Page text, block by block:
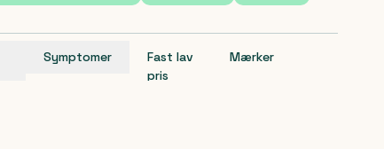
Symptomer
Fast lav
pris
Mærker